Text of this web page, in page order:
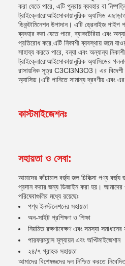
করা যেতে পারে, এটি পুনরায় ব্যবহার বা
ট্রাইক্লোরোআইসোকায়ানুরিক অ্যাসিড
ডিকন্টামিনেশন উপাদান। এটি ড্রেনাইজ
ব্যবহার করা যেতে পারে, ব্যাকটেরিয়া এবং
প্রতিরোধ করে.এটি নিকাশী ব্যবস্থায় জমে
সাহায্য করতে পারে, বন্যা এবং অন্যান্য
ট্রাইক্লোরোআইসোকায়ানুরিক অ্যাসিডের
রাসায়নিক সূত্র C3Cl3N3O3। এর বিদেশী
অ্যাসিড।এটি পানিতে সামান্য দ্রবণীয়
কাস্টমাইজেশনঃ
সহায়তা ও সেবা:
আমাদের কাঁচামাল বর্জ্য জল চিকিত্সা পণ্য বর্জ্য
প্রদান করার জন্য ডিজাইন করা হয়।
পরিষেবাগুলির মধ্যে রয়েছেঃ
পণ্য ইনস্টলেশনের সহায়তা
অন-সাইট প্রশিক্ষণ ও শিক্ষা
নিয়মিত রক্ষণাবেক্ষণ এবং সমস্যা সমাধানের
পারফরম্যান্স মূল্যায়ন এবং অপ্টিমাইজেশান
২৪/৭ গ্রাহক সহায়তা
আমাদের বিশেষজ্ঞদের দল নিশ্চিত করতে